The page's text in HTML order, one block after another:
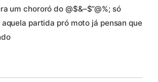
um chororó do @$&–$”@%; só
partida pró moto já pensan que